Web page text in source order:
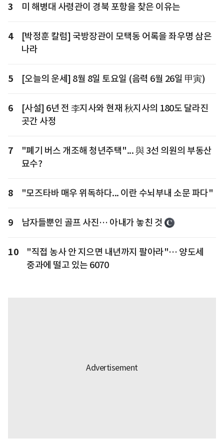
3 미 해병대 사령관이 경북 포항을 찾은 이유는
4
[박정훈 칼럼] 국방장관이 모택동 어록을 좌우명 삼은
나라
5 [오늘의 운세] 8월 8일 토요일 (음력 6월 26일 甲寅)
6
[사설] 6년 전 李지사와 현재 秋지사의 180도 달라진
곳간 사정
7
"폐기 버스 개조해 청년주택"... 與 3선 의원의 부동산
묘수?
8 "모즈타바 매우 위독하다... 이란 수뇌부내 소문 파다"
9 남자들뿐인 골프 사진… 아내가 놓친 것
10
"직접 농사 안 지으면 내년까지 팔아라"… 양도세
중과에 떨고 있는 6070